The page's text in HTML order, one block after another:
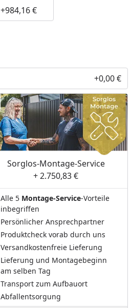
+984,16 €
+0,00 €
Sorglos-Montage-Service
+ 2.750,83 €
Alle 5 Montage-Service-Vorteile
inbegriffen
Persönlicher Ansprechpartner
Produktcheck vorab durch uns
Versandkostenfreie Lieferung
Lieferung und Montagebeginn
am selben Tag
Transport zum Aufbauort
Abfallentsorgung